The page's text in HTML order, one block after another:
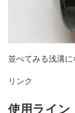
並べてみる浅溝に
リンク
使用ライン